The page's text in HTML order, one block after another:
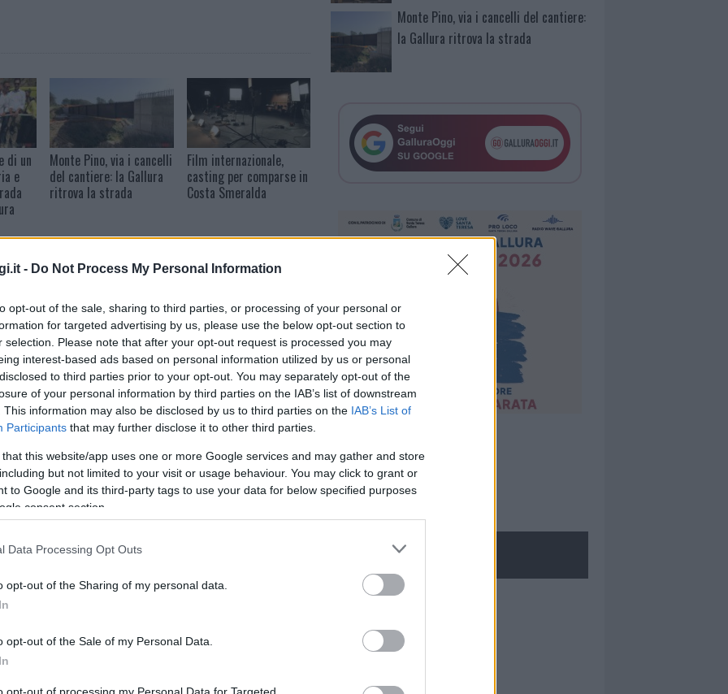
- Do Not Process My Personal Information
opt-out of the sale, sharing to third parties, or processing of your personal or
for targeted advertising by us, please use the below opt-out section to
selection. Please note that after your opt-out request is processed you may
interest-based ads based on personal information utilized by us or personal
to third parties prior to your opt-out. You may separately opt-out of the
of your personal information by third parties on the IAB’s list of downstream
This information may also be disclosed by us to third parties on the IAB’s List of
Participants that may further disclose it to other third parties.
that this website/app uses one or more Google services and may gather and store
but not limited to your visit or usage behaviour. You may click to grant or
to Google and its third-party tags to use your data for below specified purposes
consent section.
Data Processing Opt Outs
opt-out of the Sharing of my personal data.
opt-out of the Sale of my Personal Data.
di un
e
Monte Pino, via i cancelli
del cantiere: la Gallura
ritrova la strada
Film internazionale,
casting per comparse in
Costa Smeralda
Gallura, finti clienti
svuotano le suite: furto
da 50mila nel resort
Test tunnel Olbia: rampe
chiuse ancora fino a fine
agosto
Strada Sassari-Olbia, incidente all’alba:
ferito il conducente
L’incidente sulla strada Sassari-Olbia. Paura questa
mattina lungo la strada statale 729 Sassari-Olbia,
autonomo avvenuto poco dopo l’alba. L’episodio si è
verificato…
Monte Pino, via i cancelli del cantiere:
la Gallura ritrova la strada
NECROLOGIE